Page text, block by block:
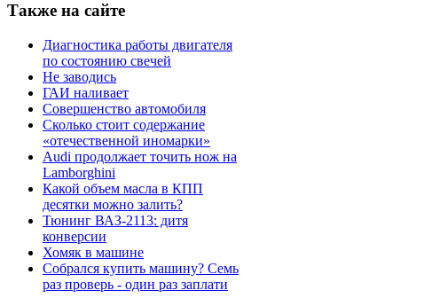
Также на сайте
Диагностика работы двигателя
по состоянию свечей
Не заводись
ГАИ наливает
Совершенство автомобиля
Сколько стоит содержание
«отечественной иномарки»
Audi продолжает точить нож на
Lamborghini
Какой объем масла в КПП
десятки можно залить?
Тюнинг ВАЗ-2113: дитя
конверсии
Хомяк в машине
Собрался купить машину? Семь
раз проверь - один раз заплати